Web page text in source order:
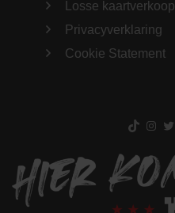
Losse kaartverkoop
Privacyverklaring
Cookie Statement